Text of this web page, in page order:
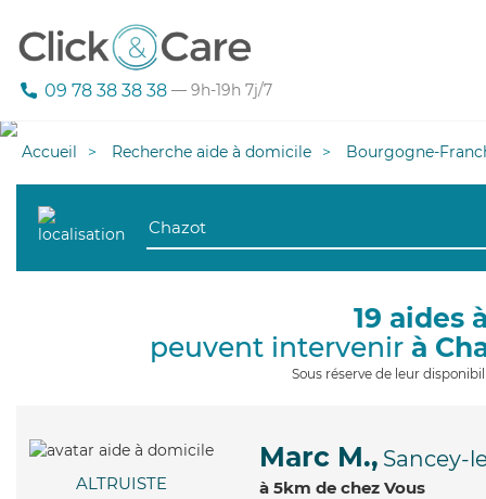
09 78 38 38 38 — 9h-19h 7j/7
Accueil Recherche aide à domicile Bourgogne-
19 aides
peuvent intervenir à
Sous réserve de leur
ALTRUISTE
Marc M., Sancey-
à 5km de chez Vous